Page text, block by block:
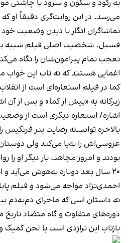
به رکود و سکون و سرود با چاشنی
می‌رسد. در این روایت‌گری دقیقاً او
تماشاگران انگار با دیدن وضعیت
فسیل. شخصیت اصلی‌ فیلم شبیه به
تعجب تمام پیرامون‌شان را نگاه
اغمایی هستند که نه تاب این خواب
کما در فیلم استعاره‌ای است از
زیرکانه به «پیش از کما» و پس از آن
اشاره‌/ استعاره‌ دیگری است از
بالاخره توانسته رضایت پدر
عروسی‌اش را به‌پا می‌کند ولی دوستان
بودند و امروز مجاهد، بار دیگر او
۲۰ سال بعد دوباره به‌هوش می‌آید و
نه داستان اسی که ماجرای دم‌به‌دم
دوره‌های متفاوت و گاه متضاد
بازتاب این تراژدی است با لحن کمیک